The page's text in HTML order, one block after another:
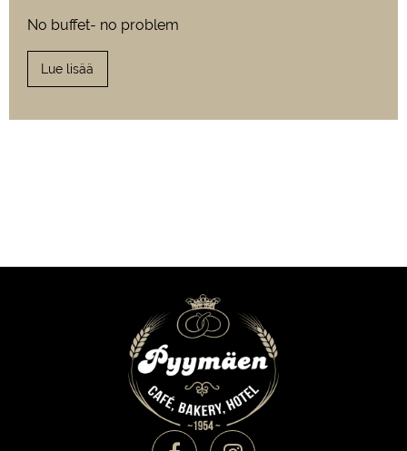
No buffet- no problem
Lue lisää